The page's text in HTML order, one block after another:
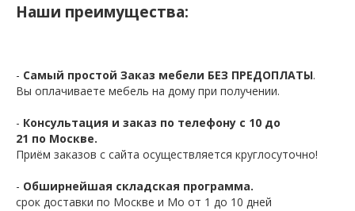
Наши преимущества:
- Самый простой Заказ мебели БЕЗ ПРЕДОПЛАТЫ.
Вы оплачиваете мебель на дому при получении.
- Консультация и заказ по телефону с 10 до
21 по Москве.
Приём заказов с сайта осуществляется круглосуточно!
- Обширнейшая складская программа.
срок доставки по Москве и Мо от 1 до 10 дней